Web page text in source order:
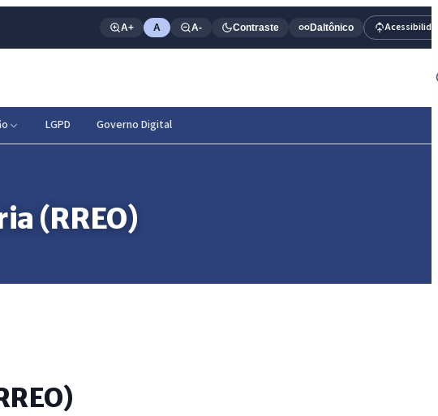
A+ A A- Contraste Daltônico
LGPD Governo Digital
(RREO)